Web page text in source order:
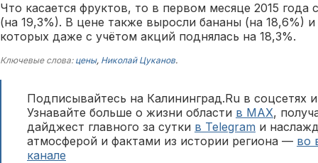
Что касается фруктов, то в первом месяце 2015
(на 19,3%). В цене также выросли бананы (на 18,6%)
которых даже с учётом акций поднялась на 18,3%.
Ключевые слова: цены, Николай Цуканов.
Подписывайтесь на Калининград.Ru в соцсетях
Узнавайте больше о жизни области в MAX,
дайджест главного за сутки в Telegram и
атмосферой и фактами из истории региона — во
канале